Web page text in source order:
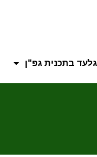
גלעד בתכנית גפ"ן